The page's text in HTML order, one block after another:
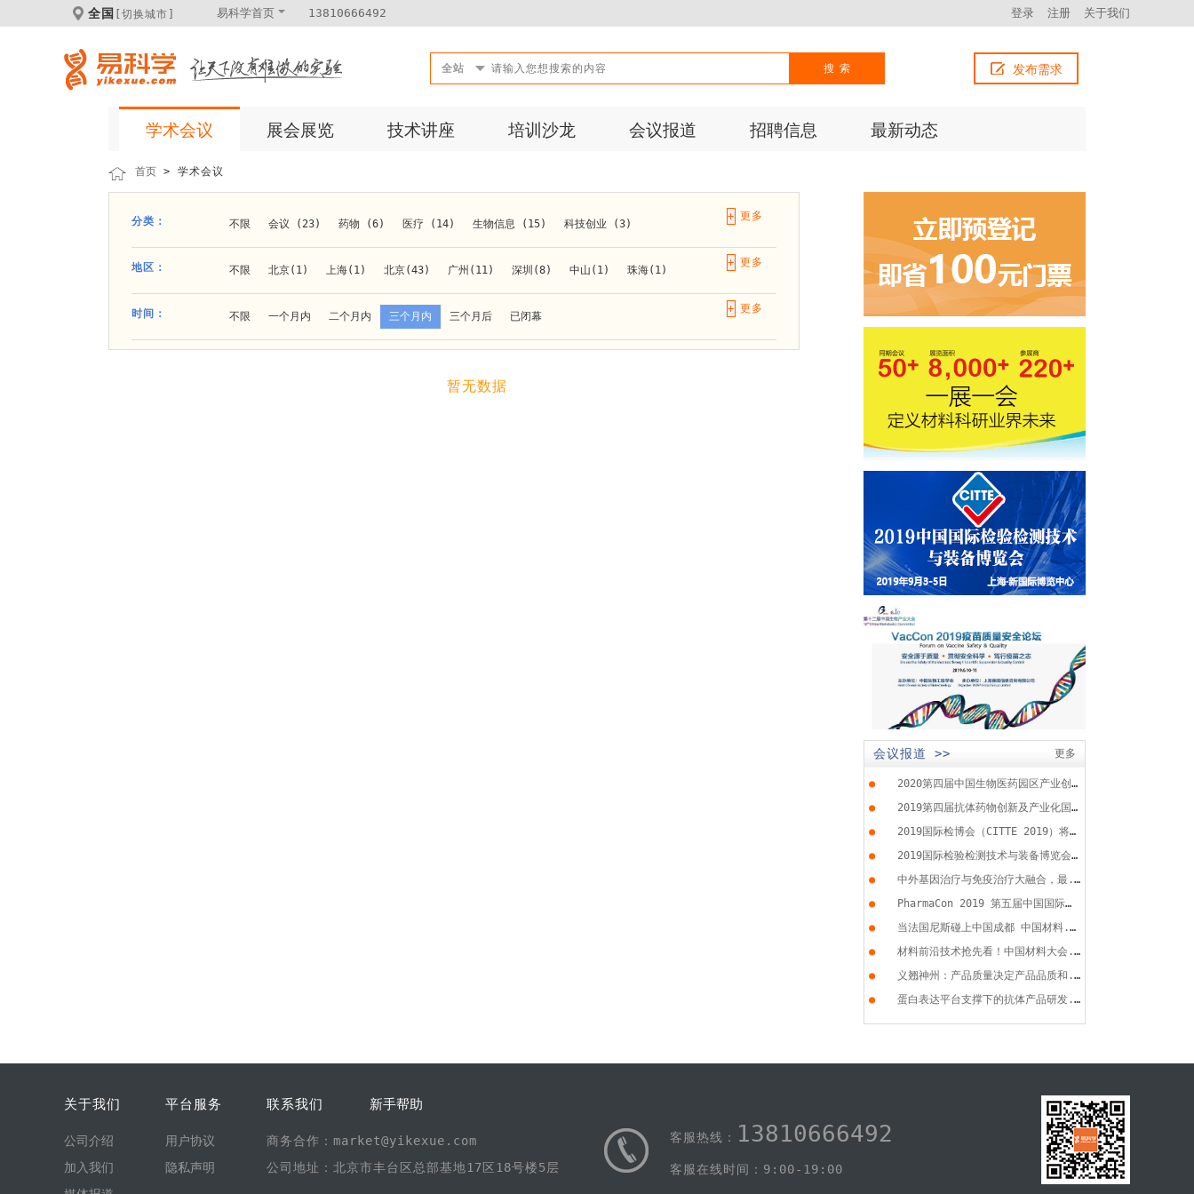
全国 [切换城市] 易科学首页 13810666492 登录 注册 关于我们
全站 搜索 发布需求
学术会议 展会展览 技术讲座 培训沙龙 会议报道 招聘信息 最新动态
首页 > 学术会议
分类： 不限 会议 (23) 药物 (6) 医疗 (14) 生物信息 (15) 科技创业 (3)
材料 (11) 材料化工 (1) 新材料 (1)
+
地区： 不限 北京(1) 上海(1) 北京(43) 广州(11) 深圳(8) 中山(1) 珠海(1)
郑州(1) 长春(1)
+
时间： 不限 一个月内 二个月内 三个月内 三个月后 已闭幕
+
暂无数据
会议报道 >> 更多
●
2020第四届中国生物医药园区产业创...
●
2019第四届抗体药物创新及产业化国...
●
2019国际检博会（CITTE 2019）将于...
●
2019国际检验检测技术与装备博览会...
●
中外基因治疗与免疫治疗大融合，最...
●
PharmaCon 2019 第五届中国国际化...
●
当法国尼斯碰上中国成都 中国材料...
●
材料前沿技术抢先看！中国材料大会...
●
义翘神州：产品质量决定产品品质和...
●
蛋白表达平台支撑下的抗体产品研发...
关于我们
公司介绍
加入我们
平台服务
用户协议
隐私声明
联系我们 新手帮助
商务合作：market@yikexue.com
公司地址：北京市丰台区总部基地17区18号楼5层
客服热线： 13810666492
客服在线时间：9:00-19:00